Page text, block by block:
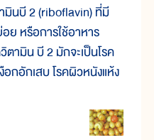
บี 2 (riboflavin) ที่มี
ย หรือการใช้อาหาร
ตามิน บี 2 มักจะเป็นโรค
กอักเสบ โรคผิวหนังแห้ง